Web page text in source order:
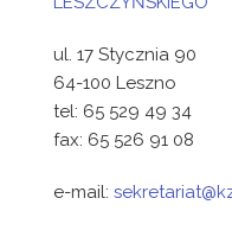
ul. 17 Stycznia 90
64-100 Leszno
tel: 65 529 49 34
fax: 65 526 91 08
e-mail: